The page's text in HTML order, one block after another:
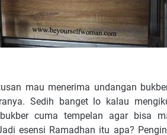
mau menerima undangan
Sedih banget lo kalau
cuma tempelan agar bisa
esensi Ramadhan itu apa?